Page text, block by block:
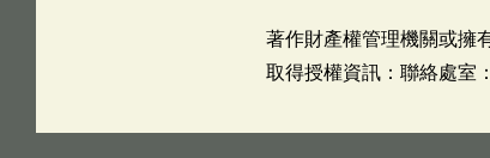
著作財產權管理機關或擁
取得授權資訊：聯絡處室